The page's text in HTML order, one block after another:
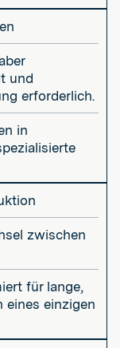
und
erforderlich.
in
zwischen
für lange,
eines einzigen